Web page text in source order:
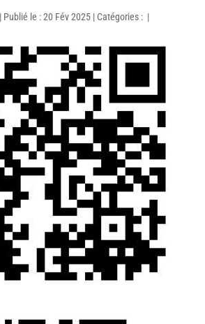
| Publié le : 20 Fév 2025 | Catégories : |